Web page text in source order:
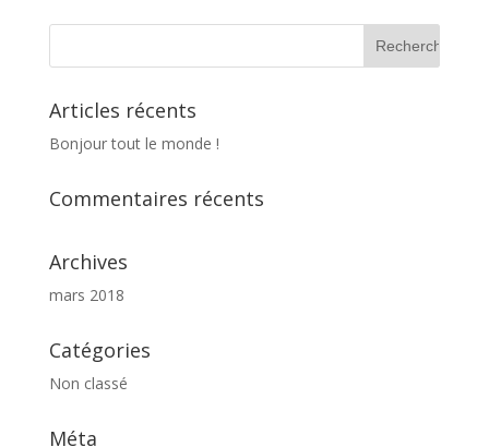
Articles récents
Bonjour tout le monde !
Commentaires récents
Archives
mars 2018
Catégories
Non classé
Méta